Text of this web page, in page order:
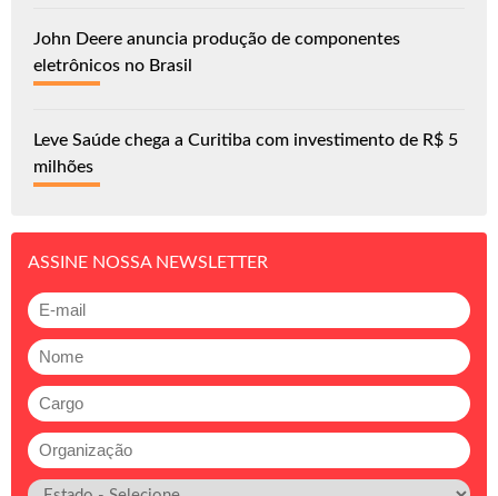
John Deere anuncia produção de componentes
eletrônicos no Brasil
Leve Saúde chega a Curitiba com investimento de R$ 5
milhões
ASSINE NOSSA NEWSLETTER